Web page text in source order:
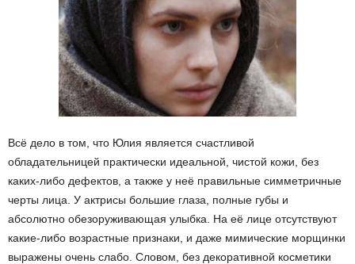
Всё дело в том, что Юлия является счастливой
обладательницей практически идеальной, чистой кожи, без
каких-либо дефектов, а также у неё правильные симметричные
черты лица. У актрисы большие глаза, полные губы и
абсолютно обезоруживающая улыбка. На её лице отсутствуют
какие-либо возрастные признаки, и даже мимические морщинки
выражены очень слабо. Словом, без декоративной косметики